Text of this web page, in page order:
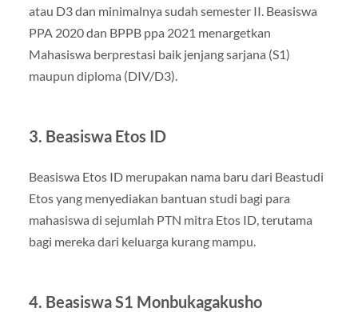
atau D3 dan minimalnya sudah semester II. Beasiswa
PPA 2020 dan BPPB ppa 2021 menargetkan
Mahasiswa berprestasi baik jenjang sarjana (S1)
maupun diploma (DIV/D3).
3. Beasiswa Etos ID
Beasiswa Etos ID merupakan nama baru dari Beastudi
Etos yang menyediakan bantuan studi bagi para
mahasiswa di sejumlah PTN mitra Etos ID, terutama
bagi mereka dari keluarga kurang mampu.
4. Beasiswa S1 Monbukagakusho